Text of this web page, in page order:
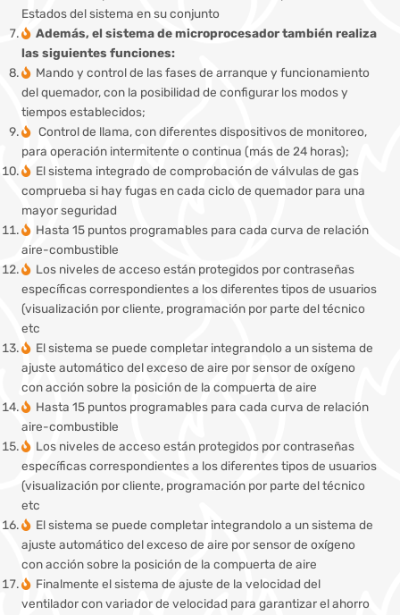
Estados del sistema en su conjunto
Además, el sistema de microprocesador también realiza
las siguientes funciones:
Mando y control de las fases de arranque y funcionamiento
del quemador, con la posibilidad de configurar los modos y
tiempos establecidos;
Control de llama, con diferentes dispositivos de monitoreo,
para operación intermitente o continua (más de 24 horas);
El sistema integrado de comprobación de válvulas de gas
comprueba si hay fugas en cada ciclo de quemador para una
mayor seguridad
Hasta 15 puntos programables para cada curva de relación
aire-combustible
Los niveles de acceso están protegidos por contraseñas
específicas correspondientes a los diferentes tipos de usuarios
(visualización por cliente, programación por parte del técnico
etc
El sistema se puede completar integrandolo a un sistema de
ajuste automático del exceso de aire por sensor de oxígeno
con acción sobre la posición de la compuerta de aire
Hasta 15 puntos programables para cada curva de relación
aire-combustible
Los niveles de acceso están protegidos por contraseñas
específicas correspondientes a los diferentes tipos de usuarios
(visualización por cliente, programación por parte del técnico
etc
El sistema se puede completar integrandolo a un sistema de
ajuste automático del exceso de aire por sensor de oxígeno
con acción sobre la posición de la compuerta de aire
Finalmente el sistema de ajuste de la velocidad del
ventilador con variador de velocidad para garantizar el ahorro